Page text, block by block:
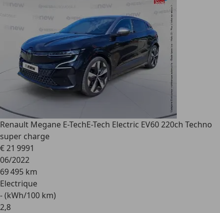
Renault Megane E-TechE-Tech Electric EV60 220ch Techno
super charge
€ 21 9991
06/2022
69 495 km
Electrique
- (kWh/100 km)
2,8